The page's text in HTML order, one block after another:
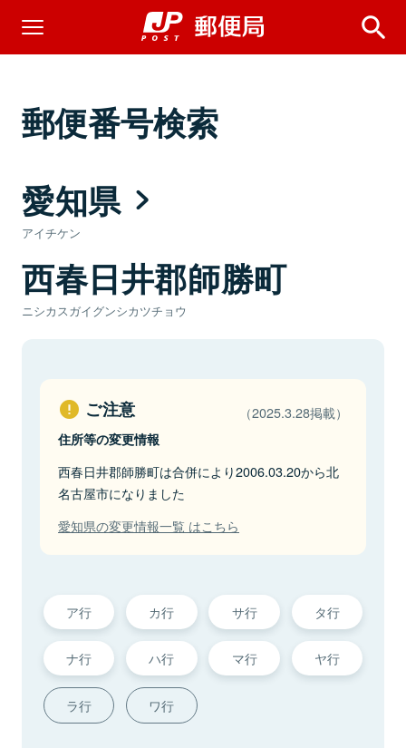
郵便番号検索
愛知県
アイチケン
西春日井郡師勝町
ニシカスガイグンシカツチョウ
ご注意 （2025.3.28掲載）
住所等の変更情報
西春日井郡師勝町は合併により2006.03.20から北
名古屋市になりました
愛知県の変更情報一覧 はこちら
ア行 カ行 サ行 タ行
ナ行 ハ行 マ行 ヤ行
ラ行 ワ行